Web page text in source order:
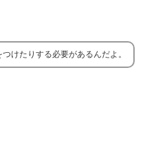
けたりする必要があるんだよ。